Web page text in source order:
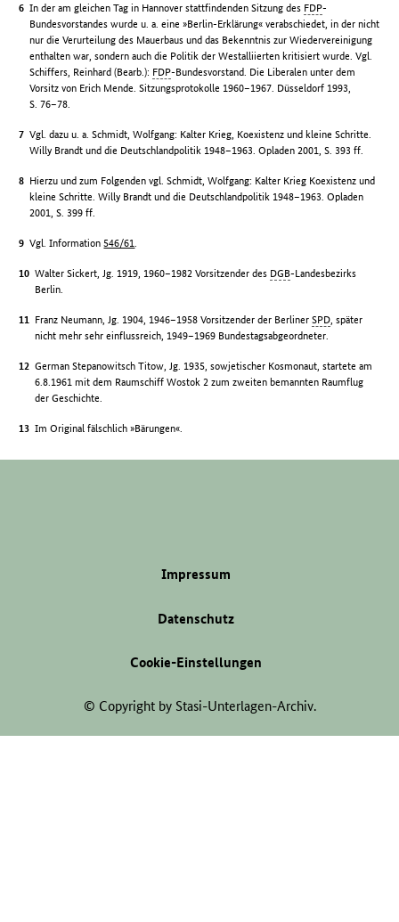
In der am gleichen Tag in Hannover stattfindenden Sitzung des FDP-
Bundesvorstandes wurde u. a. eine »Berlin-Erklärung« verabschiedet, in der nicht
nur die Verurteilung des Mauerbaus und das Bekenntnis zur Wiedervereinigung
enthalten war, sondern auch die Politik der Westalliierten kritisiert wurde. Vgl.
Schiffers, Reinhard (Bearb.): FDP-Bundesvorstand. Die Liberalen unter dem
Vorsitz von Erich Mende. Sitzungsprotokolle 1960–1967. Düsseldorf 1993,
S. 76–78.
Vgl. dazu u. a. Schmidt, Wolfgang: Kalter Krieg, Koexistenz und kleine Schritte.
Willy Brandt und die Deutschlandpolitik 1948–1963. Opladen 2001, S. 393 ff.
Hierzu und zum Folgenden vgl. Schmidt, Wolfgang: Kalter Krieg Koexistenz und
kleine Schritte. Willy Brandt und die Deutschlandpolitik 1948–1963. Opladen
2001, S. 399 ff.
Vgl. Information546/61.
Walter Sickert, Jg. 1919, 1960–1982 Vorsitzender des DGB-Landesbezirks
Berlin.
Franz Neumann, Jg. 1904, 1946–1958 Vorsitzender der BerlinerSPD, später
nicht mehr sehr einflussreich, 1949–1969 Bundestagsabgeordneter.
German Stepanowitsch Titow, Jg. 1935, sowjetischer Kosmonaut, startete am
6.8.1961 mit dem Raumschiff Wostok 2 zum zweiten bemannten Raumflug
der Geschichte.
Im Original fälschlich »Bärungen«.
Impressum
Datenschutz
Cookie-Einstellungen
© Copyright by Stasi-Unterlagen-Archiv.